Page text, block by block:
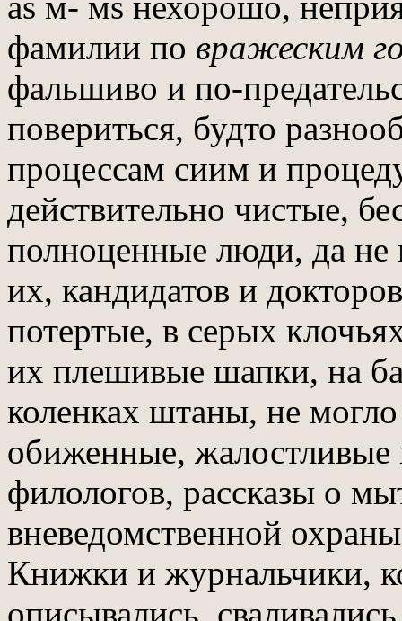
фамилии по вражеским
фальшиво и по-
повериться, будто
процессам сиим и
действительно чистые,
полноценные люди, да не
их, кандидатов и
потертые, в серых
их плешивые шапки, на
коленках штаны, не
обиженные, жалостливые
филологов, рассказы о
вневедомственной
Книжки и журнальчики,